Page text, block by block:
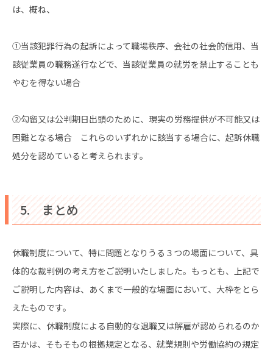
は、概ね、
①当該犯罪行為の起訴によって職場秩序、会社の社会的信用、当
該従業員の職務遂行などで、当該従業員の就労を禁止することも
やむを得ない場合
②勾留又は公判期日出頭のために、現実の労務提供が不可能又は
困難となる場合 これらのいずれかに該当する場合に、起訴休職
処分を認めていると考えられます。
5. まとめ
休職制度について、特に問題となりうる３つの場面について、具
体的な裁判例の考え方をご説明いたしました。もっとも、上記で
ご説明した内容は、あくまで一般的な場面において、大枠をとら
えたものです。
実際に、休職制度による自動的な退職又は解雇が認められるのか
否かは、そもそもの根拠規定となる、就業規則や労働協約の規定